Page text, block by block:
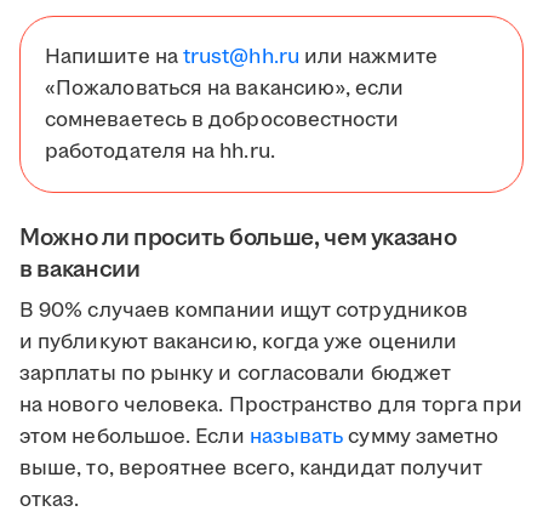
Напишите наtrust@hh.ru или нажмите
«Пожаловаться на вакансию», если
сомневаетесь в добросовестности
работодателя на hh.ru.
Можно ли просить больше, чем указано
в вакансии
В 90% случаев компании ищут сотрудников
и публикуют вакансию, когда уже оценили
зарплаты по рынку и согласовали бюджет
на нового человека. Пространство для торга при
этом небольшое. Если называтьсумму заметно
выше, то, вероятнее всего, кандидат получит
отказ.